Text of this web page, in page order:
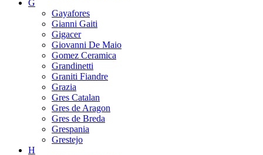
G
Gayafores
Gianni Gaiti
Gigacer
Giovanni De Maio
Gomez Ceramica
Grandinetti
Graniti Fiandre
Grazia
Gres Catalan
Gres de Aragon
Gres de Breda
Grespania
Grestejo
H